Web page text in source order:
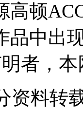
高顿
品中出
者，
资料转